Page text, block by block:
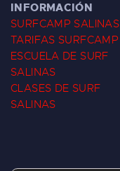
INFORMACIÓN
SURFCAMP SALINAS
TARIFAS SURFCAMP
ESCUELA DE SURF
SALINAS
CLASES DE SURF
SALINAS